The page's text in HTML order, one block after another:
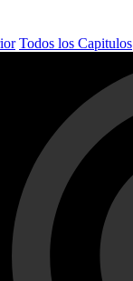
Todos los Capitulos